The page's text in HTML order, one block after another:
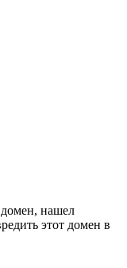
нашел
этот домен в